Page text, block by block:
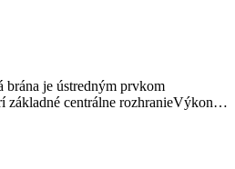
brána je ústredným prvkom
základné centrálne rozhranieVýkonné
produkty sú prepojené so